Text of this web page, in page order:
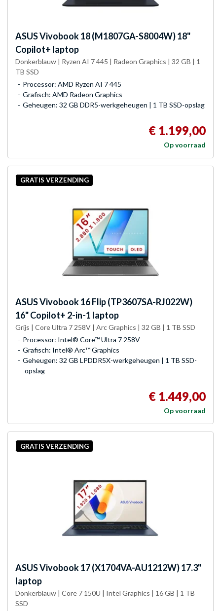
ASUSVivobook 18 (M1807GA-S8004W) 18"
Copilot+ laptop
Donkerblauw | Ryzen AI 7 445 | Radeon Graphics | 32 GB | 1
TB SSD
Processor: AMD Ryzen AI 7 445
Grafisch: AMD Radeon Graphics
Geheugen: 32 GB DDR5-werkgeheugen | 1 TB SSD-opslag
€ 1.199,00
Op voorraad
GRATIS VERZENDING
ASUSVivobook 16 Flip (TP3607SA-RJ022W)
16" Copilot+ 2-in-1 laptop
Grijs | Core Ultra 7 258V | Arc Graphics | 32 GB | 1 TB SSD
Processor: Intel® Core™ Ultra 7 258V
Grafisch: Intel® Arc™ Graphics
Geheugen: 32 GB LPDDR5X-werkgeheugen | 1 TB SSD-
opslag
€ 1.449,00
Op voorraad
GRATIS VERZENDING
ASUSVivobook 17 (X1704VA-AU1212W) 17.3"
laptop
Donkerblauw | Core 7 150U | Intel Graphics | 16 GB | 1 TB
SSD